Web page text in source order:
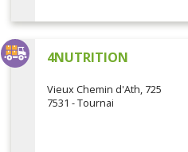
4NUTRITION
Vieux Chemin d'Ath, 725
7531 - Tournai